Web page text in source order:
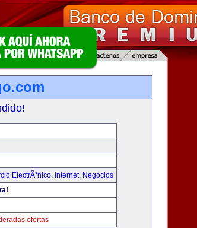
ElectrÃ³nico, Internet, Negocios
ofertas